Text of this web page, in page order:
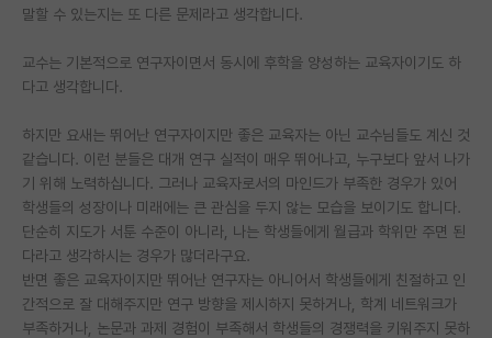
학부 인턴 게시판
취업 게시판
PI 전용 게시판
인문사회 계열 게시판
특수/전문대학원 게시판
반도체/AI 게시판
장학금/장학생 게시판
말할 수 있는지는 또 다른 문제라고 생각합니다.
교수는 기본적으로 연구자이면서 동시에 후학을 양성하는 교육자이기도 하
다고 생각합니다.
하지만 요새는 뛰어난 연구자이지만 좋은 교육자는 아닌 교수님들도 계신 것
같습니다. 이런 분들은 대개 연구 실적이 매우 뛰어나고, 누구보다 앞서 나가
기 위해 노력하십니다. 그러나 교육자로서의 마인드가 부족한 경우가 있어
학생들의 성장이나 미래에는 큰 관심을 두지 않는 모습을 보이기도 합니다.
단순히 지도가 서툰 수준이 아니라, 나는 학생들에게 월급과 학위만 주면 된
다라고 생각하시는 경우가 많더라구요.
반면 좋은 교육자이지만 뛰어난 연구자는 아니어서 학생들에게 친절하고 인
간적으로 잘 대해주지만 연구 방향을 제시하지 못하거나, 학계 네트워크가
부족하거나, 논문과 과제 경험이 부족해서 학생들의 경쟁력을 키워주지 못하